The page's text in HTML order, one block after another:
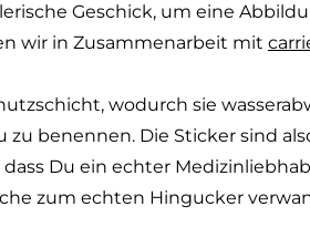
Geschick, um eine
wir in Zusammenarbeit mit
wodurch sie
benennen. Die Sticker sind
Du ein echter
zum echten Hingucker